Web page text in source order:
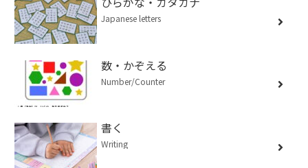
Japanese letters
数・かぞえる
Number/Counter
書く
Writing